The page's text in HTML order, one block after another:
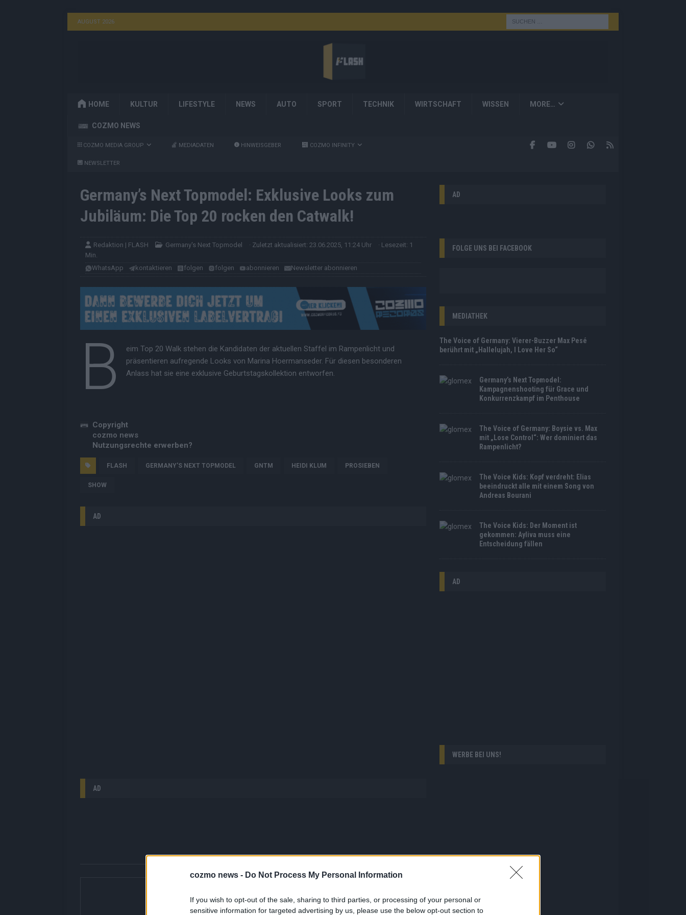
cozmo news - Do Not Process My Personal Information
If you wish to opt-out of the sale, sharing to third parties, or processing of your personal or
sensitive information for targeted advertising by us, please use the below opt-out section to
AUGUST 2026
HOME KULTUR LIFESTYLE NEWS AUTO SPORT TECHNIK WIRTSCHAFT WISSEN MORE…
COZMO NEWS
COZMO MEDIA GROUP MEDIADATEN HINWEISGEBER COZMO INFINITY
NEWSLETTER
Germany’s Next Topmodel: Exklusive Looks zum
Jubiläum: Die Top 20 rocken den Catwalk!
Redaktion | FLASH Germany's Next Topmodel · Zuletzt aktualisiert: 23.06.2025, 11:24 Uhr
· Lesezeit: 1
Min.
WhatsApp
kontaktieren folgen folgen abonnieren Newsletter abonnieren
B
eim Top 20 Walk stehen die Kandidaten der aktuellen Staffel im Rampenlicht und
präsentieren aufregende Looks von Marina Hoermanseder. Für diesen besonderen
Anlass hat sie eine exklusive Geburtstagskollektion entworfen.
Copyright
cozmo news
Nutzungsrechte erwerben?
FLASH GERMANY'S NEXT TOPMODEL GNTM HEIDI KLUM PROSIEBEN
SHOW
AD
AD
Hier gibt’s die freshesten Streams, die spannendsten Videos und alles, was du
gerade unbedingt sehen musst. Ob News, Unterhaltung oder Specials – wir
AD
FOLGE UNS BEI FACEBOOK
MEDIATHEK
The Voice of Germany: Vierer-Buzzer Max Pesé
berührt mit „Hallelujah, I Love Her So“
Germany’s Next Topmodel:
Kampagnenshooting für Grace und
Konkurrenzkampf im Penthouse
The Voice of Germany: Boysie vs. Max
mit „Lose Control“: Wer dominiert das
Rampenlicht?
The Voice Kids: Kopf verdreht: Elias
beeindruckt alle mit einem Song von
Andreas Bourani
The Voice Kids: Der Moment ist
gekommen: Ayliva muss eine
Entscheidung fällen
AD
WERBE BEI UNS!